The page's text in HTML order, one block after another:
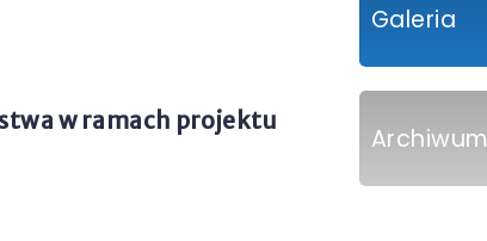
w ramach projektu
Galeria
Archiwum